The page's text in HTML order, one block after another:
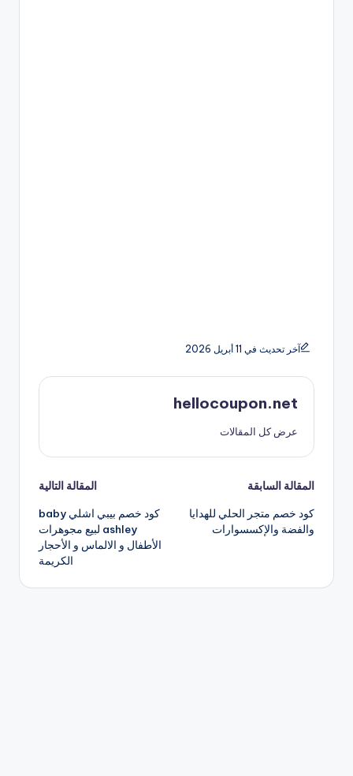
آخر تحديث في 11 أبريل 2026
hellocoupon.net
عرض كل المقالات
تصفّح
المقالات
المقالة السابقة
كود خصم متجر الحلي للهدايا
والفضة والإكسسوارات
المقالة التالية
كود خصم بيبي اشلي baby
ashley لبيع مجوهرات
الأطفال و الالماس و الأحجار
الكريمة